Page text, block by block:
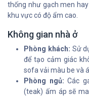
thống như gạch men
khu vực có độ ẩm cao.
Không gian nhà ở
Phòng khách: Sử
để tạo cảm giác
sofa vải màu be và
Phòng ngủ: Các
(teak) ấm áp sẽ